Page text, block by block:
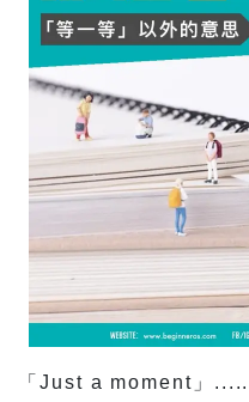
「Just a moment」